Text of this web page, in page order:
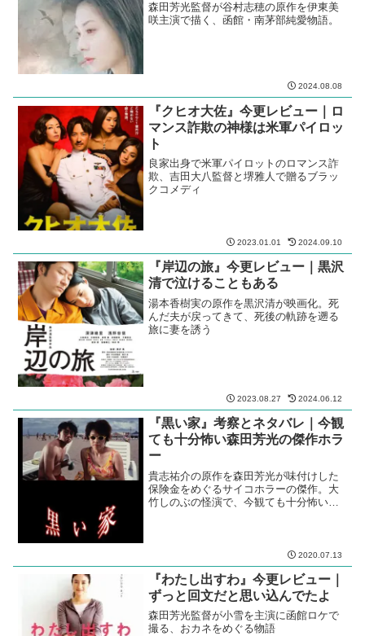
森田芳光監督が谷村志穂の原作を伊東美
咲主演で描く、函館・南茅部純愛物語。
2024.08.08
『クヒオ大佐』今更レビュー｜ロ
マンス詐欺の神様は米軍パイロッ
ト
良家出身で米軍パイロットのロマンス詐
欺、吉田大八監督と堺雅人で贈るブラッ
クコメディ
2023.01.01 2024.09.10
『岸辺の旅』今更レビュー｜黒沢
清で泣けることもある
湯本香樹実の原作を黒沢清が映画化。死
んだ夫が戻ってきて、死後の軌跡を遡る
旅に妻を誘う
2023.08.27 2024.06.12
『黒い家』考察とネタバレ｜今観
ても十分怖い森田芳光の傑作ホラ
ー
貴志祐介の原作を森田芳光が味付けした
保険金をめぐるサイコホラーの傑作。大
竹しのぶの怪演で、今観ても十分怖い。
2020.07.13
『わたし出すわ』今更レビュー｜
ずっと回文だと思い込んでたよ
森田芳光監督が小雪を主演に函館ロケで
撮る、おカネをめぐる物語